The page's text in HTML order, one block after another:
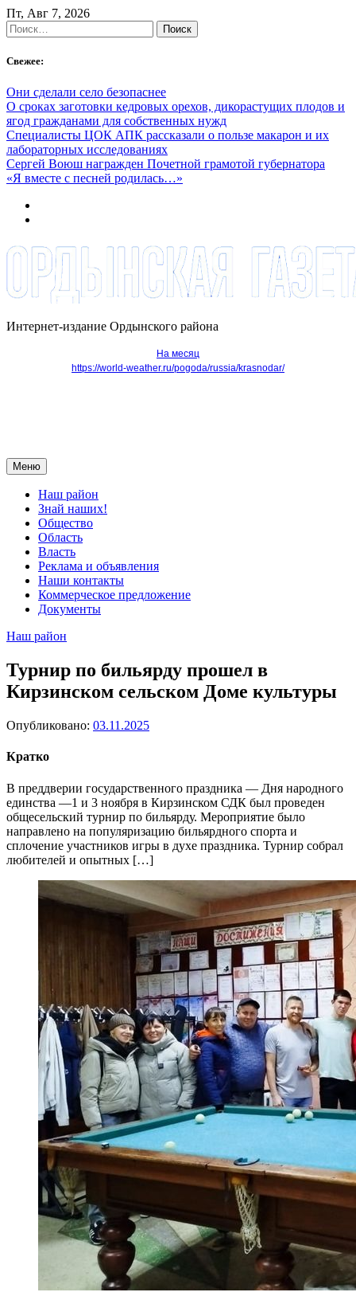
Skip
to
content
Пт, Авг 7, 2026
Найти:
Свежее:
Они сделали село безопаснее
О сроках заготовки кедровых орехов, дикорастущих плодов и
ягод гражданами для собственных нужд
Специалисты ЦОК АПК рассказали о пользе макарон и их
лабораторных исследованиях
Сергей Воюш награжден Почетной грамотой губернатора
«Я вместе с песней родилась…»
Интернет-издание Ордынского района
На месяц
https://world-weather.ru/pogoda/russia/krasnodar/
Меню
Наш район
Знай наших!
Общество
Область
Власть
Реклама и объявления
Наши контакты
Коммерческое предложение
Документы
Наш район
Турнир по бильярду прошел в
Кирзинском сельском Доме культуры
Опубликовано: 03.11.2025
Кратко
В преддверии государственного праздника — Дня народного
единства —1 и 3 ноября в Кирзинском СДК был проведен
общесельский турнир по бильярду. Мероприятие было
направлено на популяризацию бильярдного спорта и
сплочение участников игры в духе праздника. Турнир собрал
любителей и опытных […]